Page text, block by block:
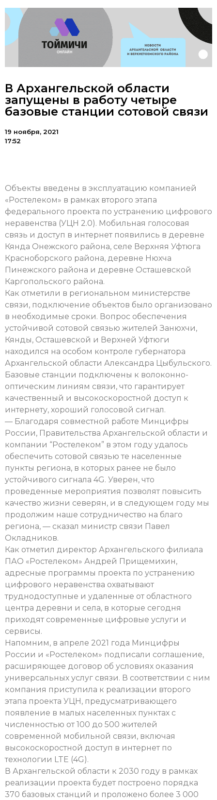
В Архангельской области
запущены в работу четыре
базовые станции сотовой связи
19 ноября, 2021
17:52
Объекты введены в эксплуатацию компанией
«Ростелеком» в рамках второго этапа
федерального проекта по устранению цифрового
неравенства (УЦН 2.0). Мобильная голосовая
связь и доступ в интернет появились в деревне
Кянда Онежского района, селе Верхняя Уфтюга
Красноборского района, деревне Нюхча
Пинежского района и деревне Осташевской
Каргопольского района.
Как отметили в региональном министерстве
связи, подключение объектов было организовано
в необходимые сроки. Вопрос обеспечения
устойчивой сотовой связью жителей Занюхчи,
Кянды, Осташевской и Верхней Уфтюги
находился на особом контроле губернатора
Архангельской области Александра Цыбульского.
Базовые станции подключены к волоконно-
оптическим линиям связи, что гарантирует
качественный и высокоскоростной доступ к
интернету, хороший голосовой сигнал.
— Благодаря совместной работе Минцифры
России, Правительства Архангельской области и
компании “Ростелеком” в этом году удалось
обеспечить сотовой связью те населенные
пункты региона, в которых ранее не было
устойчивого сигнала 4G. Уверен, что
проведенные мероприятия позволят повысить
качество жизни северян, и в следующем году мы
продолжим наше сотрудничество на благо
региона, — сказал министр связи Павел
Окладников.
Как отметил директор Архангельского филиала
ПАО «Ростелеком» Андрей Прищемихин,
адресные программы проекта по устранению
цифрового неравенства охватывают
труднодоступные и удаленные от областного
центра деревни и села, в которые сегодня
приходят современные цифровые услуги и
сервисы.
Напомним, в апреле 2021 года Минцифры
России и «Ростелеком» подписали соглашение,
расширяющее договор об условиях оказания
универсальных услуг связи. В соответствии с ним
компания приступила к реализации второго
этапа проекта УЦН, предусматривающего
появление в малых населенных пунктах с
численностью от 100 до 500 жителей
современной мобильной связи, включая
высокоскоростной доступ в интернет по
технологии LTE (4G).
В Архангельской области к 2030 году в рамках
реализации проекта будет построено порядка
370 базовых станций и проложено более 3 000